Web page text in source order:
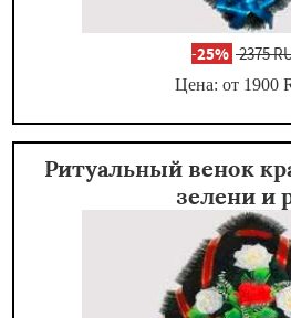
-25% 2375
Цена: от 1900
Ритуальный венок
зелени и